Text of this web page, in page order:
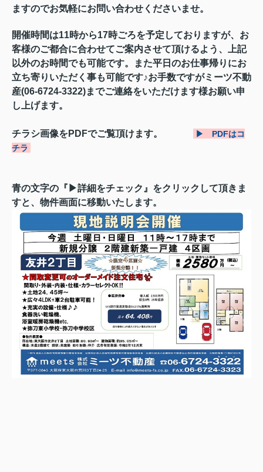
ますのでお気軽にお問い合わせくださいませ。
開催時間は11時から17時ごろを予定しておりますが、お
客様のご都合に合わせてご案内させて頂けるよう、上記
以外のお時間でも可能です。また平日のお仕事帰りにお
立ち寄りいただく事も可能です♪お手数ですがミーツ不動
産(06-6724-3322)までご連絡をいただけます様お願い申
し上げます。
チラシ画像をPDFでご覧頂けます。
▶ PDFはコ
チラ
青の文字の『▶詳細をチェック』をクリックして頂きま
すと、物件画面に移動いたします。